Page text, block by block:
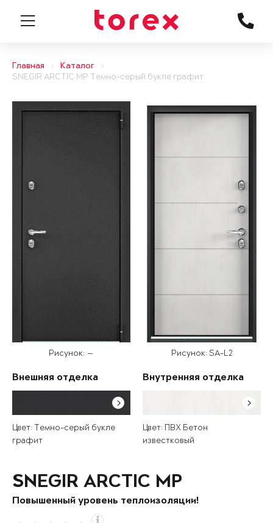
Главная
Каталог
SNEGIR ARCTIC MP Темно-серый букле графит
Рисунок: —
Внешняя отделка
Цвет: Темно-серый букле
графит
Рисунок: SA-L2
Внутренняя отделка
Цвет: ПВХ Бетон
известковый
SNEGIR ARCTIC MP
Повышенный уровень теплоизоляции!